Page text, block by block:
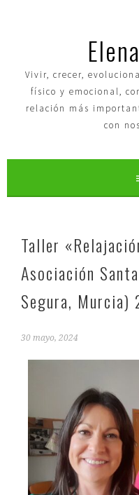
Vivir, crecer,
físico y emocional,
relación más
con
Taller
Asociación
Segura,
30 mayo, 2024